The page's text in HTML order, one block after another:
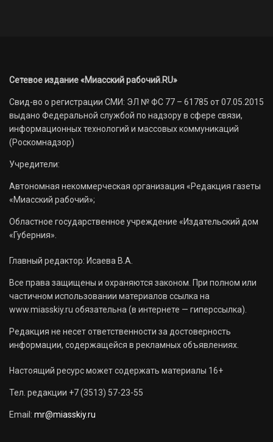
Сетевое издание «Миасский рабочий.RU»
Свид-во о регистрации СМИ: ЭЛ № ФС 77 – 61785 от 07.05.2015
выдано Федеральной службой по надзору в сфере связи,
информационных технологий и массовых коммуникаций
(Роскомнадзор)
Учредители:
Автономная некоммерческая организация «Редакция газеты
«Миасский рабочий»;
Областное государственное учреждение «Издательский дом
«Губерния».
Главный редактор: Исаева В.А.
Все права защищены и охраняются законом. При полном или
частичном использовании материалов ссылка на
www.miasskiy.ru обязательна (в интернете — гиперссылка).
Редакция не несет ответственности за достоверность
информации, содержащейся в рекламных объявлениях.
Настоящий ресурс может содержать материалы 16+
Тел. редакции +7 (3513) 57-23-55
Email: mr@miasskiy.ru